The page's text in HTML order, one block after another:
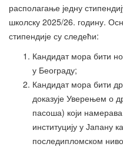
располагање једну
школску 2025/26. годину.
стипендије су следећи:
Кандидат мора бити
у Београду;
Кандидат мора бити
доказује Уверењем о
пасоша) који
институцију у Јапану
последипломском